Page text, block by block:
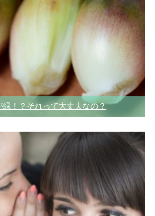
緑！？それって大丈夫なの？